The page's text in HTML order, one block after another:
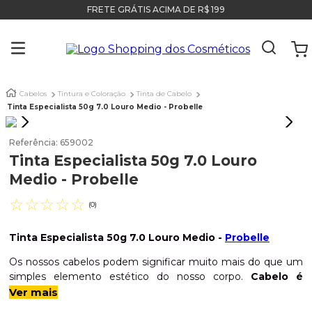
FRETE GRÁTIS ACIMA DE R$ 199
Cabelos Tintura e Coloração
Tinta de Cabelo
Tinta Especialista 50g 7.0 Louro Medio - Probelle
Referência: 659002
Tinta Especialista 50g 7.0 Louro
Medio - Probelle
☆☆☆☆☆ (0)
Tinta Especialista 50g 7.0 Louro Medio - Probelle
Os nossos cabelos podem significar muito mais do que um
simples elemento estético do nosso corpo. Cabelo é
autoestima, é história, é início e fim de ciclo, é
Ver mais